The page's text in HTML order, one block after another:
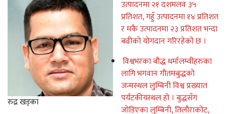
रुद्र खड्का
उत्पादनमा २१ दशमलव ३५
प्रतिशत, गहुँ उत्पादनमा १४ प्रतिशत
र मकै उत्पादनमा २३ प्रतिशत भन्दा
बढीको योगदान गरिरहेको छ ।
विश्वभरका बौद्ध धर्मालम्वीहरुका
लागि भगवान गौतमबुद्धको
जन्मस्थल लुम्बिनी विश्व प्रख्यात
पर्यटकीयस्थल हो । बुद्धसँग
जोडिएका लुम्बिनी, तिलौराकोट,